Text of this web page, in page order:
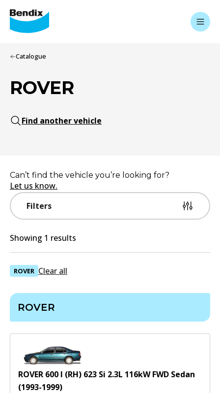
Catalogue
ROVER
Find another vehicle
Filters
Can’t find the vehicle you’re looking for?
Let us know.
Showing 1 results
ROVER Clear all
ROVER
ROVER 600 I (RH) 623 Si 2.3L 116kWFWD Sedan
(1993-1999)